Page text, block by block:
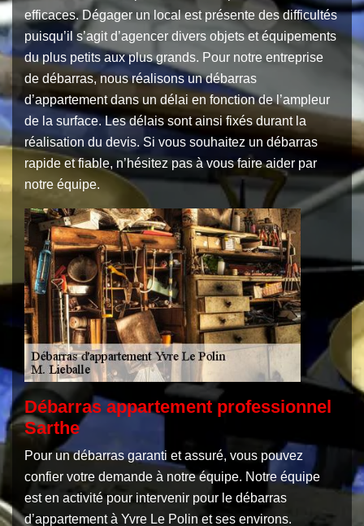
efficaces. Dégager un local est présente des difficultés
puisqu’il s’agit d’agencer divers objets et équipements
du plus petits aux plus grands. Pour notre entreprise
de débarras, nous réalisons un débarras
d’appartement dans un délai en fonction de l’ampleur
de la surface. Les délais sont ainsi fixés durant la
réalisation du devis. Si vous souhaitez un débarras
rapide et fiable, n’hésitez pas à vous faire aider par
notre équipe.
Débarras appartement professionnel
Sarthe
Pour un débarras garanti et assuré, vous pouvez
confier votre demande à notre équipe. Notre équipe
est en activité pour intervenir pour le débarras
d’appartement à Yvre Le Polin et ses environs.